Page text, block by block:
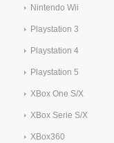
Nintendo Wii
Playstation 3
Playstation 4
Playstation 5
XBox One S/X
XBox Serie S/X
XBox360